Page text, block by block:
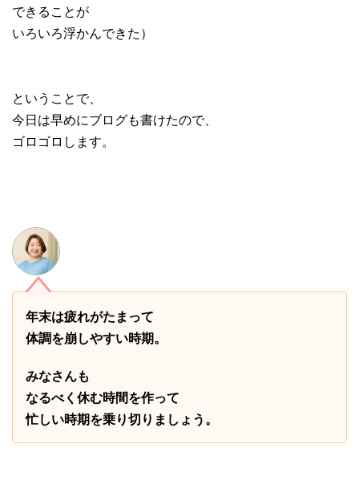
できることが
いろいろ浮かんできた）
ということで、
今日は早めにブログも書けたので、
ゴロゴロします。
年末は疲れがたまって
体調を崩しやすい時期。
みなさんも
なるべく休む時間を作って
忙しい時期を乗り切りましょう。